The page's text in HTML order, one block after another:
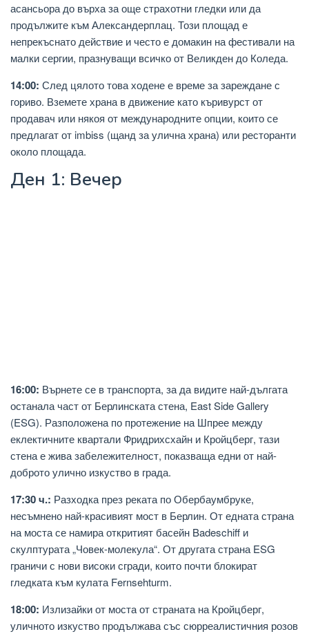
асансьора до върха за още страхотни гледки или да
продължите към Александерплац. Този площад е
непрекъснато действие и често е домакин на фестивали на
малки сергии, празнуващи всичко от Великден до Коледа.
14:00: След цялото това ходене е време за зареждане с
гориво. Вземете храна в движение като къривурст от
продавач или някоя от международните опции, които се
предлагат от imbiss (щанд за улична храна) или ресторанти
около площада.
Ден 1: Вечер
16:00: Върнете се в транспорта, за да видите най-дългата
останала част от Берлинската стена, East Side Gallery
(ESG). Разположена по протежение на Шпрее между
еклектичните квартали Фридрихсхайн и Кройцберг, тази
стена е жива забележителност, показваща едни от най-
доброто улично изкуство в града.
17:30 ч.: Разходка през реката по Обербаумбруке,
несъмнено най-красивият мост в Берлин. От едната страна
на моста се намира откритият басейн Badeschiff и
скулптурата „Човек-молекула“. От другата страна ESG
граничи с нови високи сгради, които почти блокират
гледката към кулата Fernsehturm.
18:00: Излизайки от моста от страната на Кройцберг,
уличното изкуство продължава със сюрреалистичния розов